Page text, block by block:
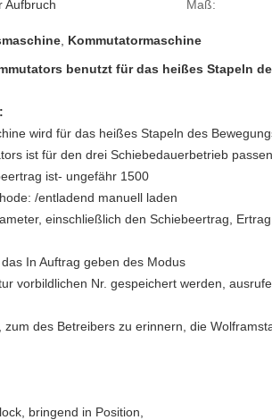
Aufbruch Maß:
Kommutatormaschine
benutzt für das heißes Stapeln
wird für das heißes Stapeln des
ist für den drei Schiebedauerbetrieb
ist- ungefähr 1500
/entladend manuell laden
einschließlich den Schiebeertrag,
In Auftrag geben des Modus
vorbildlichen Nr. gespeichert werden,
des Betreibers zu erinnern, die
bringend in Position,